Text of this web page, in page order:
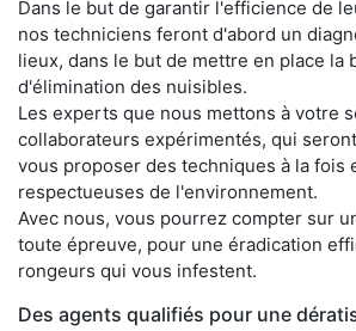
Dans le but de garantir l'efficience de
nos techniciens feront d'abord un
lieux, dans le but de mettre en place la
d'élimination des nuisibles.
Les experts que nous mettons à votre
collaborateurs expérimentés, qui
vous proposer des techniques à la fois
respectueuses de l'environnement.
Avec nous, vous pourrez compter sur
toute épreuve, pour une éradication
rongeurs qui vous infestent.
Des agents qualifiés pour une